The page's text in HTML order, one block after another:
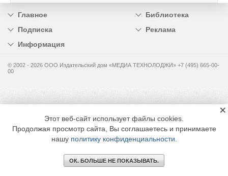
Главное
Библиотека
Подписка
Реклама
Информация
© 2002 - 2026 OOO Издательский дом «МЕДИА ТЕХНОЛОДЖИ» +7 (495) 665-00-
00
Этот веб-сайт использует файлы cookies.
Продолжая просмотр сайта, Вы соглашаетесь и принимаете
нашу политику конфиденциальности
ОК. БОЛЬШЕ НЕ ПОКАЗЫВАТЬ.
×